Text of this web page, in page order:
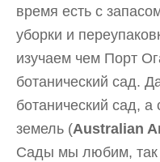
время есть с
уборки и
изучаем чем Порт
ботанический сад.
ботанический сад,
земель (Australian
Сады мы любим, так